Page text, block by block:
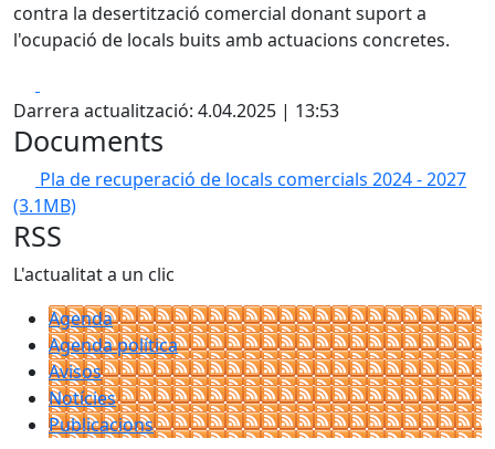
contra la desertització comercial donant suport a
l'ocupació de locals buits amb actuacions concretes.
Darrera actualització: 4.04.2025 | 13:53
Documents
Pla de recuperació de locals comercials 2024 - 2027
(3.1MB)
RSS
L'actualitat a un clic
Agenda
Agenda política
Avisos
Notícies
Publicacions